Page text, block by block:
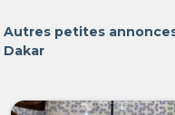
Autres petites
Dakar